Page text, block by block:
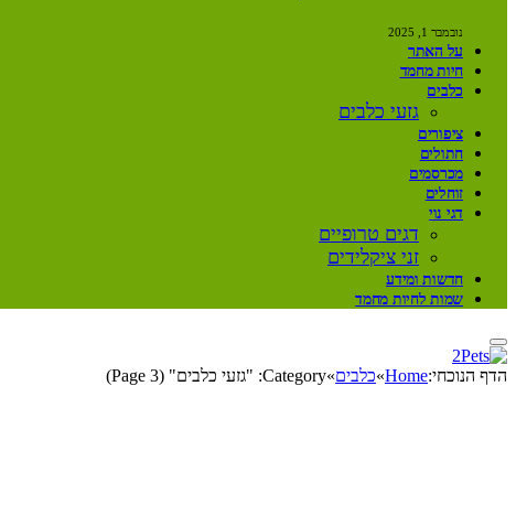
נובמבר 1, 2025
על האתר
חיות מחמד
כלבים
גזעי כלבים
ציפורים
חתולים
מכרסמים
זוחלים
דגי נוי
דגים טרופיים
זני ציקלידים
חדשות ומידע
שמות לחיות מחמד
הדף הנוכחי:Home
»כלבים»Category: "גזעי כלבים" (Page 3)